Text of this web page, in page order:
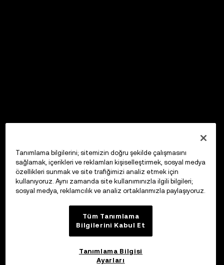
Tanımlama bilgilerini; sitemizin doğru şekilde çalışmasını
sağlamak, içerikleri ve reklamları kişiselleştirmek, sosyal medya
özellikleri sunmak ve site trafiğimizi analiz etmek için
kullanıyoruz. Aynı zamanda site kullanımınızla ilgili bilgileri;
sosyal medya, reklamcılık ve analiz ortaklarımızla paylaşıyoruz.
Tüm Tanımlama
Bilgilerini Kabul Et
Tanımlama Bilgisi
Ayarları